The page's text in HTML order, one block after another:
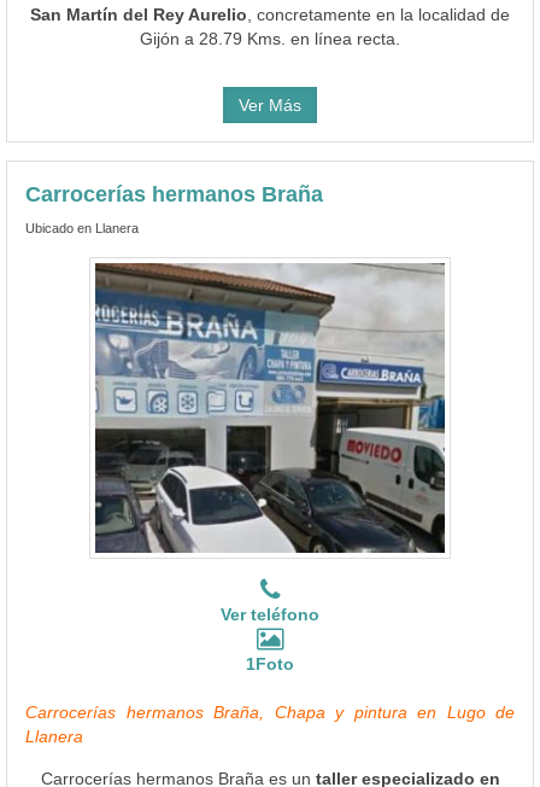
San Martín del Rey Aurelio , concretamente en la localidad de
Gijón a 28.79 Kms. en línea recta.
Ver Más
Carrocerías hermanos Braña
Ubicado en Llanera
Ver teléfono
1Foto
Carrocerías hermanos Braña, Chapa y pintura en Lugo de
Llanera
Carrocerías hermanos Braña es un taller especializado en